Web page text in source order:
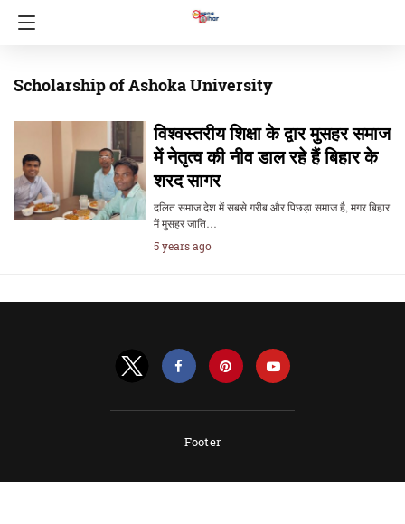
Scholarship of Ashoka University
विश्वस्तरीय शिक्षा के द्वार मुसहर समाज
में नेतृत्व की नीव डाल रहे हैं बिहार के
शरद सागर
दलित समाज देश में सबसे गरीब और पिछड़ा समाज है, मगर बिहार
में मुसहर जाति…
5 years ago
Footer